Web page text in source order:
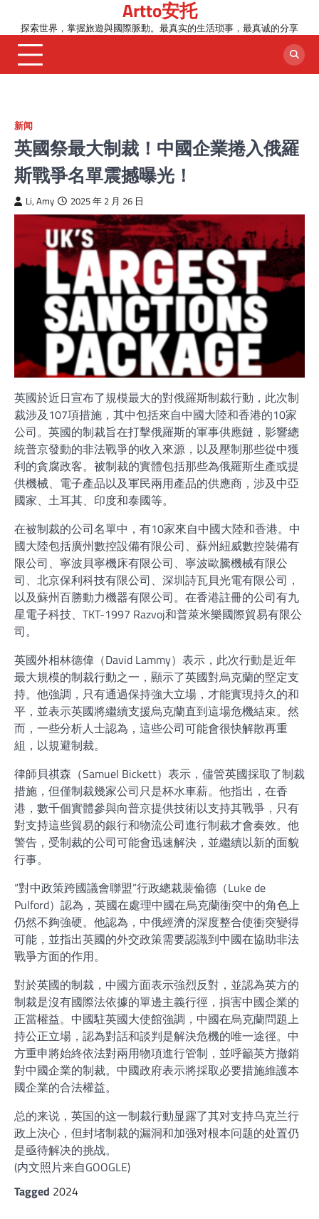
content
Artto安托
探索世界，掌握旅遊與國際脈動。最真实的生活琐事，最真诚的分享
新闻
英國祭最大制裁！中國企業捲入俄羅
斯戰爭名單震撼曝光！
Li, Amy 2025 年 2 月 26 日
英國於近日宣布了規模最大的對俄羅斯制裁行動，此次制
裁涉及107項措施，其中包括來自中國大陸和香港的10家
公司。英國的制裁旨在打擊俄羅斯的軍事供應鏈，影響總
統普京發動的非法戰爭的收入來源，以及壓制那些從中獲
利的貪腐政客。被制裁的實體包括那些為俄羅斯生產或提
供機械、電子產品以及軍民兩用產品的供應商，涉及中亞
國家、土耳其、印度和泰國等。
在被制裁的公司名單中，有10家來自中國大陸和香港。中
國大陸包括廣州數控設備有限公司、蘇州紐威數控裝備有
限公司、寧波貝寧機床有限公司、寧波歐騰機械有限公
司、北京保利科技有限公司、深圳詩瓦貝光電有限公司，
以及蘇州百勝動力機器有限公司。在香港註冊的公司有九
星電子科技、TKT-1997 Razvoj和普萊米樂國際貿易有限公
司。
英國外相林德偉（David Lammy）表示，此次行動是近年
最大規模的制裁行動之一，顯示了英國對烏克蘭的堅定支
持。他強調，只有通過保持強大立場，才能實現持久的和
平，並表示英國將繼續支援烏克蘭直到這場危機結束。然
而，一些分析人士認為，這些公司可能會很快解散再重
組，以規避制裁。
律師貝祺森（Samuel Bickett）表示，儘管英國採取了制裁
措施，但僅制裁幾家公司只是杯水車薪。他指出，在香
港，數千個實體參與向普京提供技術以支持其戰爭，只有
對支持這些貿易的銀行和物流公司進行制裁才會奏效。他
警告，受制裁的公司可能會迅速解決，並繼續以新的面貌
行事。
“對中政策跨國議會聯盟”行政總裁裴倫德（Luke de
Pulford）認為，英國在處理中國在烏克蘭衝突中的角色上
仍然不夠強硬。他認為，中俄經濟的深度整合使衝突變得
可能，並指出英國的外交政策需要認識到中國在協助非法
戰爭方面的作用。
對於英國的制裁，中國方面表示強烈反對，並認為英方的
制裁是沒有國際法依據的單邊主義行徑，損害中國企業的
正當權益。中國駐英國大使館強調，中國在烏克蘭問題上
持公正立場，認為對話和談判是解決危機的唯一途徑。中
方重申將始終依法對兩用物項進行管制，並呼籲英方撤銷
對中國企業的制裁。中國政府表示將採取必要措施維護本
國企業的合法權益。
总的来说，英国的这一制裁行動显露了其对支持乌克兰行
政上決心，但封堵制裁的漏洞和加强对根本问题的处置仍
是亟待解决的挑战。
(内文照片来自GOOGLE)
Tagged 2024